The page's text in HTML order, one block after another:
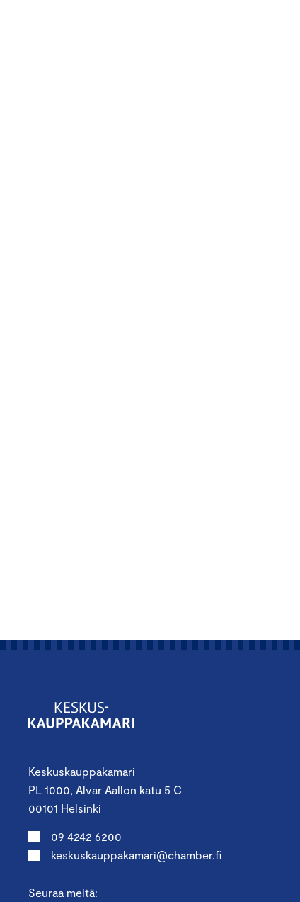
Keskuskauppakamari
PL 1000, Alvar Aallon katu 5 C
00101 Helsinki
09 4242 6200
keskuskauppakamari@chamber.fi
Seuraa meitä: